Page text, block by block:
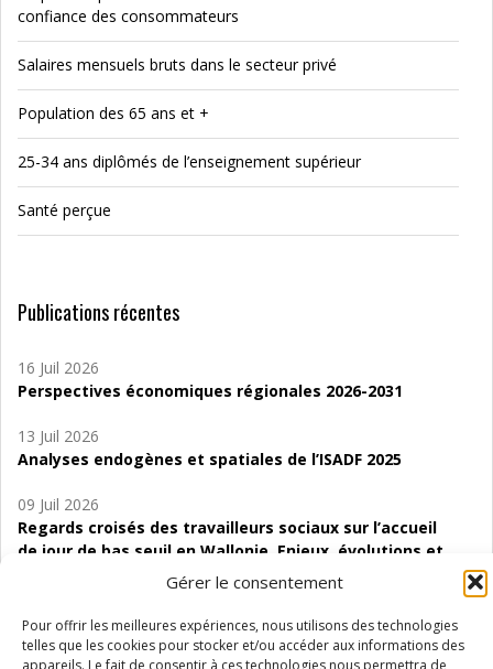
Gérer le consentement
Pour offrir les meilleures expériences, nous utilisons des technologies
telles que les cookies pour stocker et/ou accéder aux informations des
appareils. Le fait de consentir à ces technologies nous permettra de
confiance des consommateurs
Salaires mensuels bruts dans le secteur privé
Population des 65 ans et +
25-34 ans diplômés de l’enseignement supérieur
Santé perçue
Publications récentes
16 Juil 2026
Perspectives économiques régionales 2026-2031
13 Juil 2026
Analyses endogènes et spatiales de l’ISADF 2025
09 Juil 2026
Regards croisés des travailleurs sociaux sur l’accueil
de jour de bas seuil en Wallonie. Enjeux, évolutions et
06 Juil 2026
Étude d’évaluabilité des Structures